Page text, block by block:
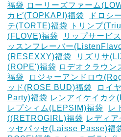
福袋 ローリーズファーム
カピ(TOPKAPI)福袋
ドロシ
テ(TORTE)福袋
トリンプ
(FLOVE)福袋
リップサービ
ッスンフレーバー
(RESEXXY)福袋
リズリサ
(ROPE')福袋 ロデオクラウ
福袋
ロジャーアンドロウ
ッド(ROSE BUD)福袋
ロイ
Party)福袋 レンアイケイカ
レプシィム(LEPSIM)福袋
レ
((RETROGIRL)福袋 レディ
ッセパッセ(Laisse Passe)福